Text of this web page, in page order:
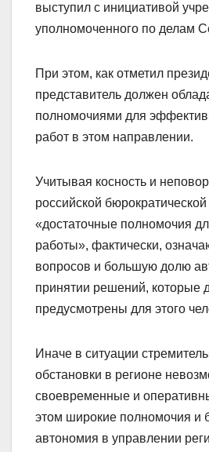
выступил с инициативой
уполномоченного по делам
При этом, как отметил
представитель должен
полномочиями для
работ в этом направлении.
Учитывая косность и
российской
«достаточные полномочия
работы», фактически,
вопросов и большую долю
принятии решений, которые
предусмотрены для этого
Иначе в ситуации
обстановки в регионе
своевременные и
этом широкие полномочия и
автономия в управлении